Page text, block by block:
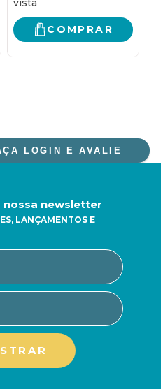
COMPRAR
LOGIN E AVALIE
nossa newsletter
LANÇAMENTOS E